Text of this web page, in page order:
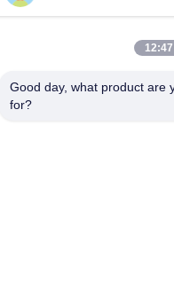
12:47
Good day, what product are
for?